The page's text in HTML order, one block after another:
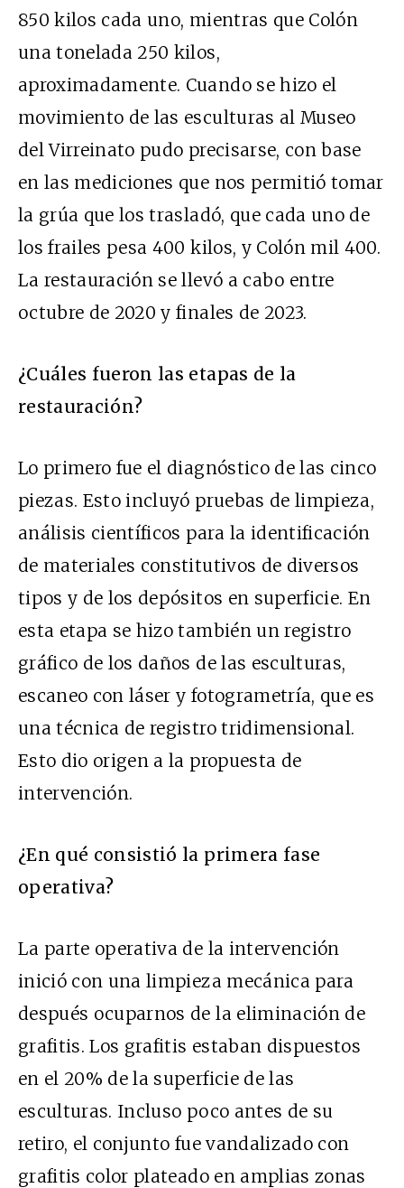
850 kilos cada uno, mientras que Colón
una tonelada 250 kilos,
aproximadamente. Cuando se hizo el
movimiento de las esculturas al Museo
del Virreinato pudo precisarse, con base
en las mediciones que nos permitió tomar
la grúa que los trasladó, que cada uno de
los frailes pesa 400 kilos, y Colón mil 400.
La restauración se llevó a cabo entre
octubre de 2020 y finales de 2023.
¿Cuáles fueron las etapas de la
restauración?
Lo primero fue el diagnóstico de las cinco
piezas. Esto incluyó pruebas de limpieza,
análisis científicos para la identificación
de materiales constitutivos de diversos
tipos y de los depósitos en superficie. En
esta etapa se hizo también un registro
gráfico de los daños de las esculturas,
escaneo con láser y fotogrametría, que es
una técnica de registro tridimensional.
Esto dio origen a la propuesta de
intervención.
¿En qué consistió la primera fase
operativa?
La parte operativa de la intervención
inició con una limpieza mecánica para
después ocuparnos de la eliminación de
grafitis. Los grafitis estaban dispuestos
en el 20% de la superficie de las
esculturas. Incluso poco antes de su
retiro, el conjunto fue vandalizado con
grafitis color plateado en amplias zonas